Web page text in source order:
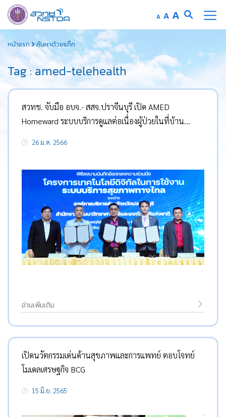
to
content
A Decrease
font
AReset
font
A Increase
font
หน้าแรก ค้นหาด้วยแท็ก
Tag : amed-telehealth
สวทช. จับมือ อบจ.- สสจ.ปราจีนบุรี เปิด AMED
Homeward ระบบบริการดูแลต่อเนื่องผู้ป่วยในที่บ้าน
26 ม.ค. 2566
อ่านเพิ่มเติม
เปิดนวัตกรรมเด่นด้านสุขภาพและการแพทย์ ตอบโจทย์
โมเดลเศรษฐกิจ BCG
15 มิ.ย. 2565